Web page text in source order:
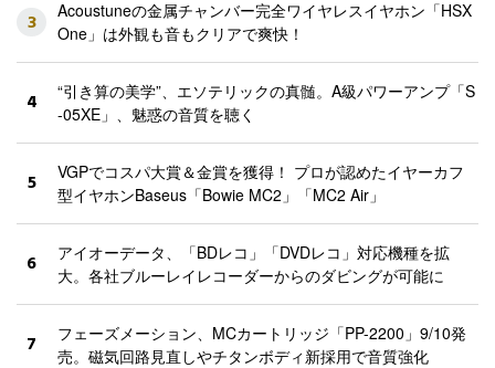
3
Acoustuneの金属チャンバー完全ワイヤレスイヤホン「HSX
One」は外観も音もクリアで爽快！
4
“引き算の美学”、エソテリックの真髄。A級パワーアンプ「S
-05XE」、魅惑の音質を聴く
5
VGPでコスパ大賞＆金賞を獲得！ プロが認めたイヤーカフ
型イヤホンBaseus「Bowie MC2」「MC2 Air」
6
アイオーデータ、「BDレコ」「DVDレコ」対応機種を拡
大。各社ブルーレイレコーダーからのダビングが可能に
7
フェーズメーション、MCカートリッジ「PP-2200」9/10発
売。磁気回路見直しやチタンボディ新採用で音質強化